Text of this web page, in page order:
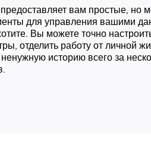
вам простые, но
для управления вашими
Вы можете точно
отделить работу от личной
ненужную историю всего за